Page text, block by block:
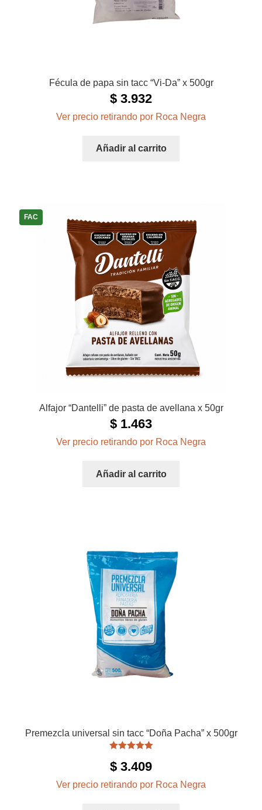
Fécula de papa sin tacc “Vi-Da” x 500gr
$ 3.932
Ver precio retirando por Roca Negra
Añadir al carrito
FAC
Alfajor “Dantelli” de pasta de avellana x 50gr
$ 1.463
Ver precio retirando por Roca Negra
Añadir al carrito
Premezcla universal sin tacc “Doña Pacha” x 500gr
5.00de 5
$ 3.409
Ver precio retirando por Roca Negra